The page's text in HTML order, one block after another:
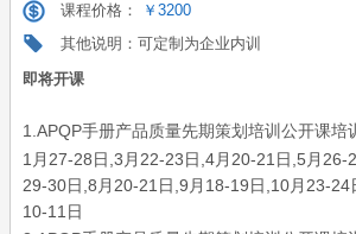
课程价格：
￥3200
其他说明：可定制为企业内训
即将开课
1.APQP手册产品质量先期策划培训公开课培
1月27-28日,3月22-23日,4月20-21日,5月26-
29-30日,8月20-21日,9月18-19日,10月23-24
10-11日